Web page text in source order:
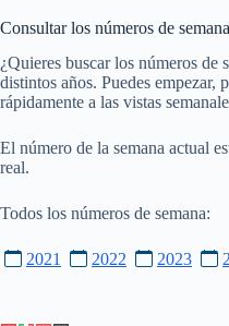
Consultar los números de
¿Quieres buscar los números de
distintos años. Puedes empezar,
rápidamente a las vistas
El número de la semana actual
real.
Todos los números de semana:
2021 2022 2023